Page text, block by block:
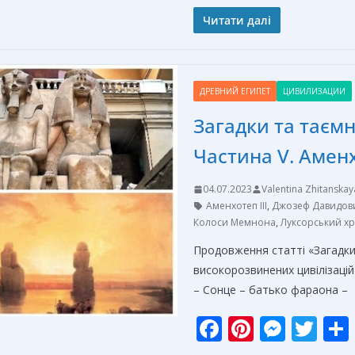
e
o
o
k
er
st n
g
er
а
в
Читати далі
ДРЕВНИЙ ЕГИПЕТ ЦИВИЛИЗАЦИИ
Загадки та
Частина V.
04.07.2023 Valentina
Аменхотеп III, Джозеф
Колоси Мемнона,Луксорський
Продовження статті
високорозвинених
– Сонце – батько фараона –
F Pi M T